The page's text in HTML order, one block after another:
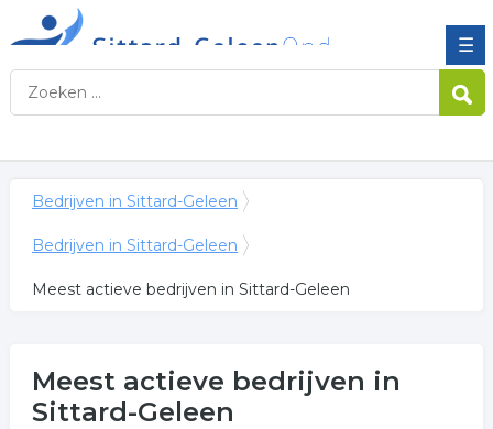
☰
Bedrijven in Sittard-Geleen
Bedrijven in Sittard-Geleen
Meest actieve bedrijven in Sittard-Geleen
Meest actieve bedrijven in
Sittard-Geleen